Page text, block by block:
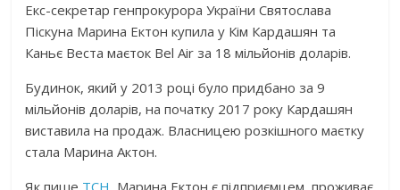
Екс-секретар генпрокурора України Святослава
Піскуна Марина Ектон купила у Кім Кардашян та
Каньє Веста маєток Bel Air за 18 мільйонів доларів.
Будинок, який у 2013 році було придбано за 9
мільйонів доларів, на початку 2017 року Кардашян
виставила на продаж. Власницею розкішного маєтку
стала Марина Актон.